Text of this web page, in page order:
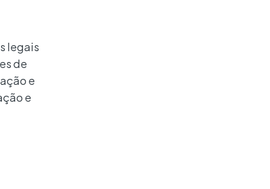
legais
de
e
e